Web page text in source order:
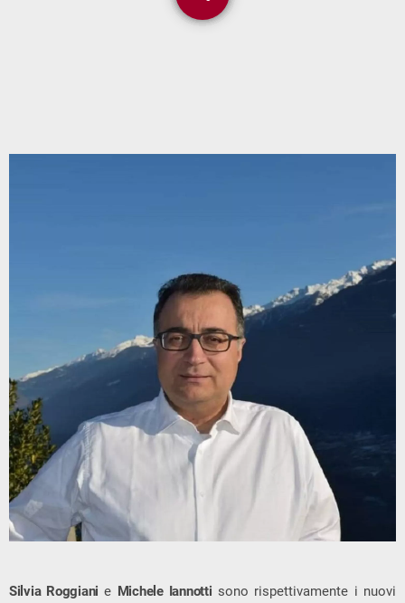
Silvia Roggiani e Michele Iannotti sono rispettivamente i nuovi